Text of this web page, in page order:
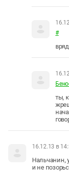
#
ты,
16.12.13 в
Нальчанин,
и не